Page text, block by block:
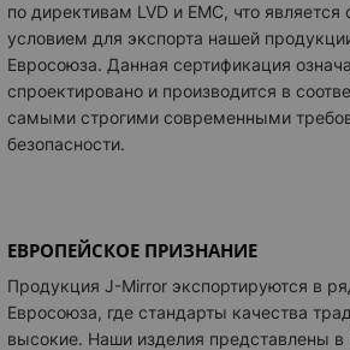
по директивам LVD и EMC, что является
условием для экспорта нашей
Евросоюза. Данная сертификация
спроектировано и производится в
самыми строгими современными
безопасности.
ЕВРОПЕЙСКОЕ ПРИЗНАНИЕ
Продукция J-Mirror экспортируются в
Евросоюза, где стандарты качества
высокие. Наши изделия представлены в